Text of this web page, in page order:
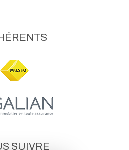
SUIVRE